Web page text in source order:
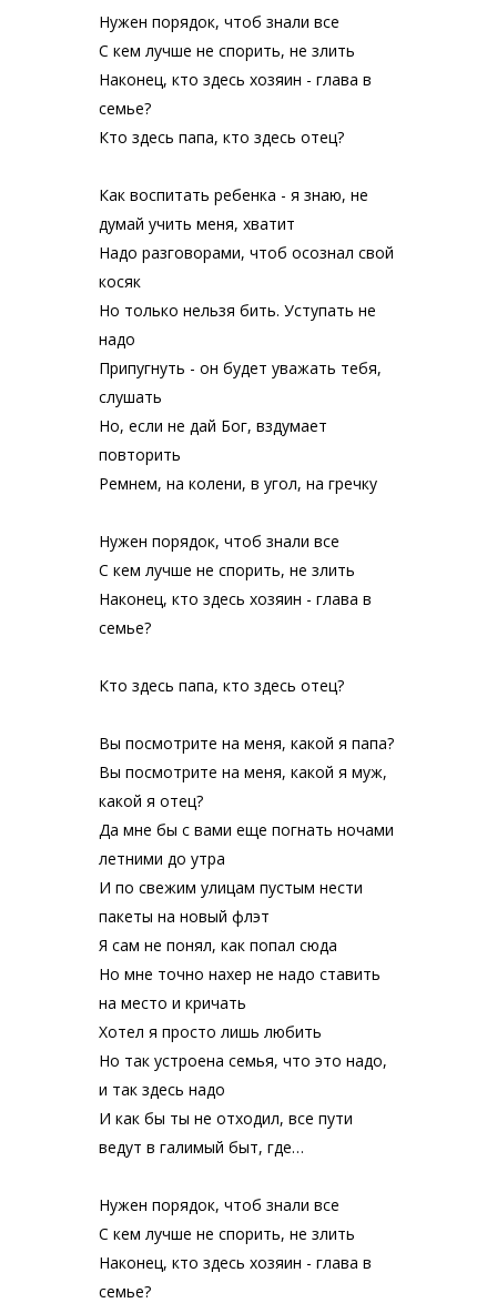
Нужен порядок, чтоб знали все
С кем лучше не спорить, не злить
Наконец, кто здесь хозяин - глава в
семье?
Кто здесь папа, кто здесь отец?
Как воспитать ребенка - я знаю, не
думай учить меня, хватит
Надо разговорами, чтоб осознал свой
косяк
Но только нельзя бить. Уступать не
надо
Припугнуть - он будет уважать тебя,
слушать
Но, если не дай Бог, вздумает
повторить
Ремнем, на колени, в угол, на гречку
Нужен порядок, чтоб знали все
С кем лучше не спорить, не злить
Наконец, кто здесь хозяин - глава в
семье?
Кто здесь папа, кто здесь отец?
Вы посмотрите на меня, какой я папа?
Вы посмотрите на меня, какой я муж,
какой я отец?
Да мне бы с вами еще погнать ночами
летними до утра
И по свежим улицам пустым нести
пакеты на новый флэт
Я сам не понял, как попал сюда
Но мне точно нахер не надо ставить
на место и кричать
Хотел я просто лишь любить
Но так устроена семья, что это надо,
и так здесь надо
И как бы ты не отходил, все пути
ведут в галимый быт, где…
Нужен порядок, чтоб знали все
С кем лучше не спорить, не злить
Наконец, кто здесь хозяин - глава в
семье?